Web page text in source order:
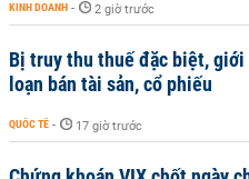
KINH DOANH - 2 giờ trước
Bị truy thu thuế đặc biệt, giới
loạn bán tài sản, cổ phiếu
QUỐC TẾ - 17 giờ trước